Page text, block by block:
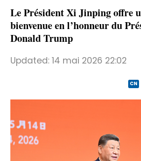
Le Président Xi Jinping offre
bienvenue en l’honneur du
Donald Trump
Updated: 14 mai 2026 22:02
CN